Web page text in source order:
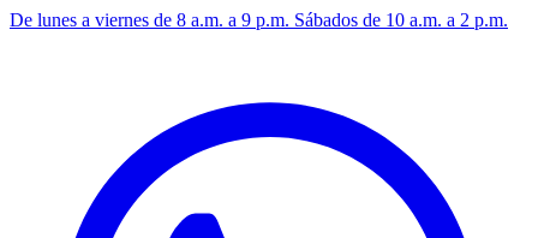
De lunes a viernes de 8 a.m. a 9 p.m. Sábados de 10 a.m. a 2 p.m.